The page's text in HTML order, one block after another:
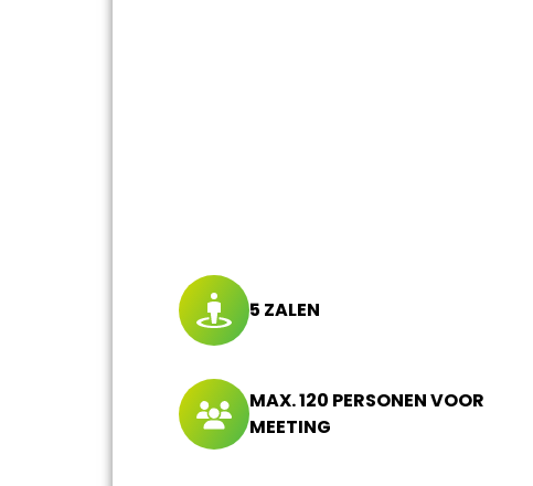
5 ZALEN
MAX. 120 PERSONEN VOOR
MEETING